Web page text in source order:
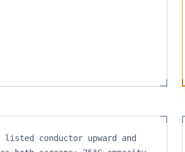
conductor upward and